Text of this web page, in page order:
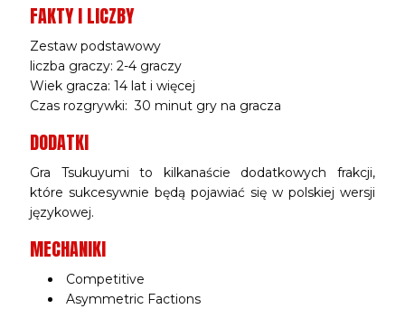
FAKTY I LICZBY
Zestaw podstawowy
liczba graczy: 2-4 graczy
Wiek gracza: 14 lat i więcej
Czas rozgrywki: 30 minut gry na gracza
DODATKI
Gra Tsukuyumi to kilkanaście dodatkowych frakcji,
które sukcesywnie będą pojawiać się w polskiej wersji
językowej.
MECHANIKI
Competitive
Asymmetric Factions